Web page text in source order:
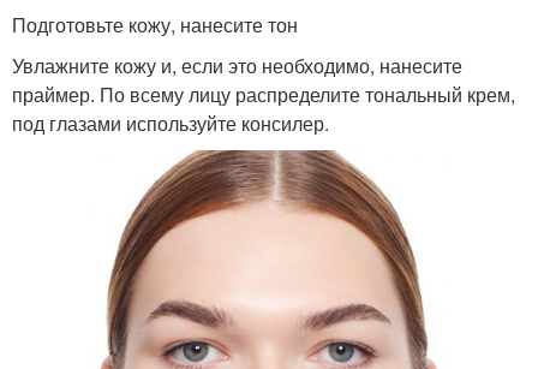
Подготовьте кожу, нанесите тон
Увлажните кожу и, если это необходимо, нанесите
праймер. По всему лицу распределите тональный крем,
под глазами используйте консилер.